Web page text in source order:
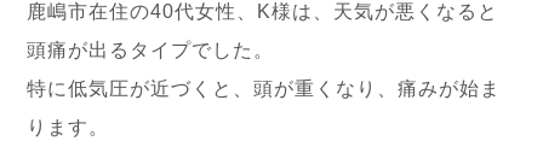
鹿嶋市在住の40代女性、K様は、天気が悪くなると
頭痛が出るタイプでした。
特に低気圧が近づくと、頭が重くなり、痛みが始ま
ります。